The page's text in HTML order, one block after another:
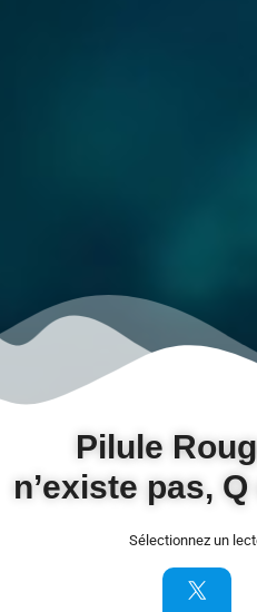
Pilule
n’existe pas,
Sélectionnez un